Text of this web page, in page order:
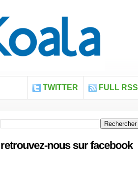
TWITTER FULL RSS
retrouvez-nous sur facebook